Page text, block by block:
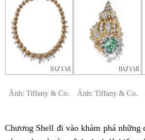
Ảnh: Tiffany & Co. Ảnh: Tiffany & Co.
Chương Shell đi vào khám phá những